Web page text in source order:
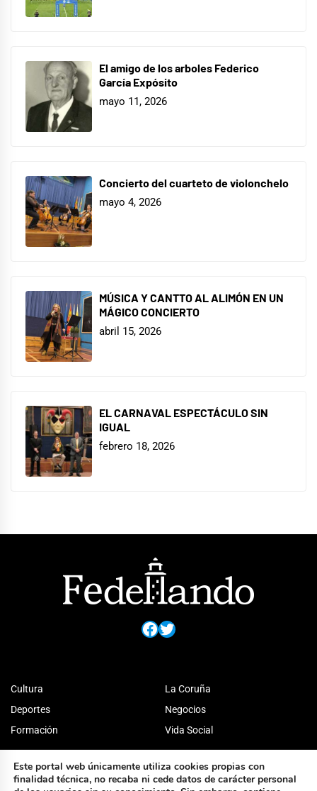
El amigo de los arboles Federico
García Expósito
mayo 11, 2026
Concierto del cuarteto de violonchelo
mayo 4, 2026
MÚSICA Y CANTTO AL ALIMÓN EN UN
MÁGICO CONCIERTO
abril 15, 2026
EL CARNAVAL ESPECTÁCULO SIN
IGUAL
febrero 18, 2026
Facebook
Twitter
Cultura
Deportes
Formación
La Coruña
Negocios
Vida Social
Este portal web únicamente utiliza cookies propias con
finalidad técnica, no recaba ni cede datos de carácter personal